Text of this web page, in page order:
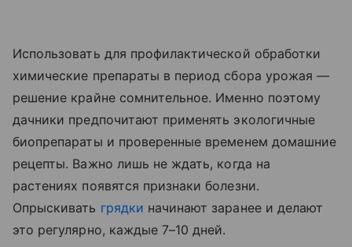
Использовать для профилактической обработки
химические препараты в период сбора урожая —
решение крайне сомнительное. Именно поэтому
дачники предпочитают применять экологичные
биопрепараты и проверенные временем домашние
рецепты. Важно лишь не ждать, когда на
растениях появятся признаки болезни.
Опрыскивать грядки начинают заранее и делают
это регулярно, каждые 7–10 дней.